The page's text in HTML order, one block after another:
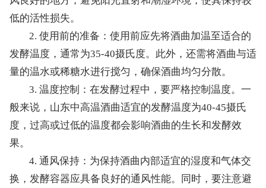
低的活性损失。
2. 使用前的准备：使用前应先将酒曲加温至适合的
发酵温度，通常为35-40摄氏度。此外，还需将酒曲与适
量的温水或稀糖水进行搅匀，确保酒曲均匀分散。
3. 温度控制：在发酵过程中，要严格控制温度。一
般来说，山东中高温酒曲适宜的发酵温度为40-45摄氏
度，过高或过低的温度都会影响酒曲的生长和发酵效
果。
4. 通风保持：为保持酒曲内部适宜的湿度和气体交
换，发酵容器应具备良好的通风性能。同时，要注意避